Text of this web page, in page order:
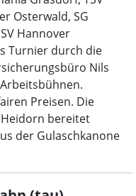
Osterwald, SG
Hannover
Turnier durch die
Nils
Preisen. Die
bereitet
der Gulaschkanone